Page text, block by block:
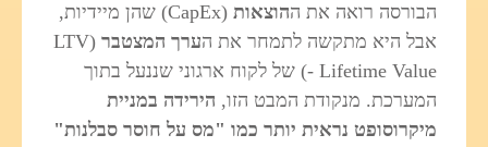
הבורסה רואה את ההוצאות
(CapEx) שהן מיידיות,
אבל היא מתקשה לתמחר את הערך המצטבר (LTV
- Lifetime Value) של לקוח ארגוני שננעל בתוך
המערכת. מנקודת המבט הזו, הירידה במניית
מיקרוסופט נראית יותר כמו "מס על חוסר סבלנות"